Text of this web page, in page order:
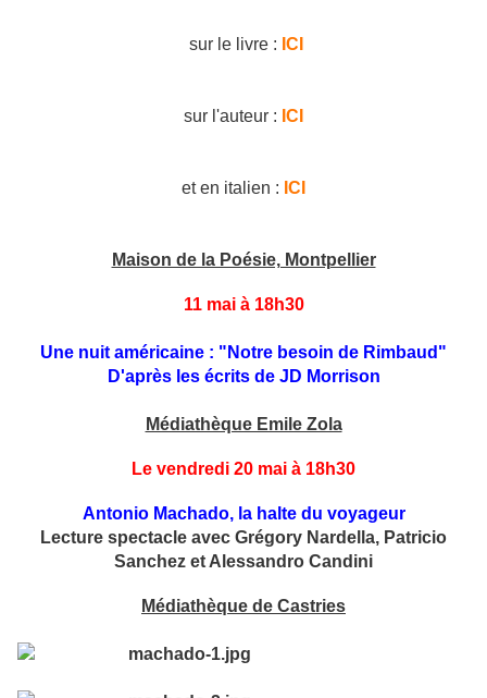
sur le livre : ICI
sur l'auteur : ICI
et en italien : ICI
Maison de la Poésie, Montpellier
11 mai à 18h30
Une nuit américaine : "Notre besoin de Rimbaud"
D'après les écrits de JD Morrison
Médiathèque Emile Zola
Le vendredi 20 mai à 18h30
Antonio Machado, la halte du voyageur
Lecture spectacle avec Grégory Nardella, Patricio
Sanchez et Alessandro Candini
Médiathèque de Castries